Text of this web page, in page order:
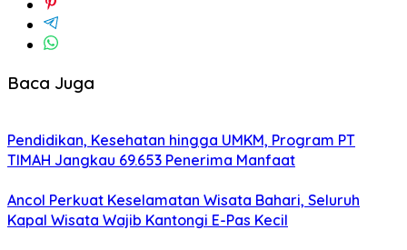
Baca Juga
Pendidikan, Kesehatan hingga UMKM, Program PT
TIMAH Jangkau 69.653 Penerima Manfaat
Ancol Perkuat Keselamatan Wisata Bahari, Seluruh
Kapal Wisata Wajib Kantongi E-Pas Kecil